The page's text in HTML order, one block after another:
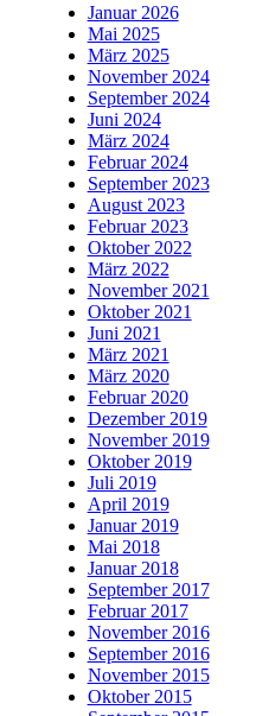
Januar 2026
Mai 2025
März 2025
November 2024
September 2024
Juni 2024
März 2024
Februar 2024
September 2023
August 2023
Februar 2023
Oktober 2022
März 2022
November 2021
Oktober 2021
Juni 2021
März 2021
März 2020
Februar 2020
Dezember 2019
November 2019
Oktober 2019
Juli 2019
April 2019
Januar 2019
Mai 2018
Januar 2018
September 2017
Februar 2017
November 2016
September 2016
November 2015
Oktober 2015